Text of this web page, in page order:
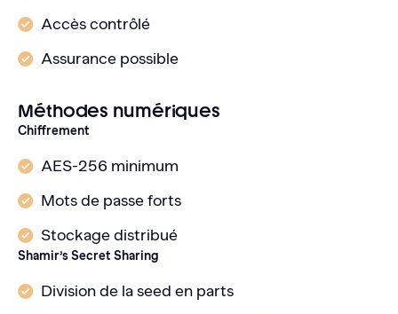
Accès contrôlé
Assurance possible
Méthodes numériques
Chiffrement
AES-256 minimum
Mots de passe forts
Stockage distribué
Shamir’s Secret Sharing
Division de la seed en parts